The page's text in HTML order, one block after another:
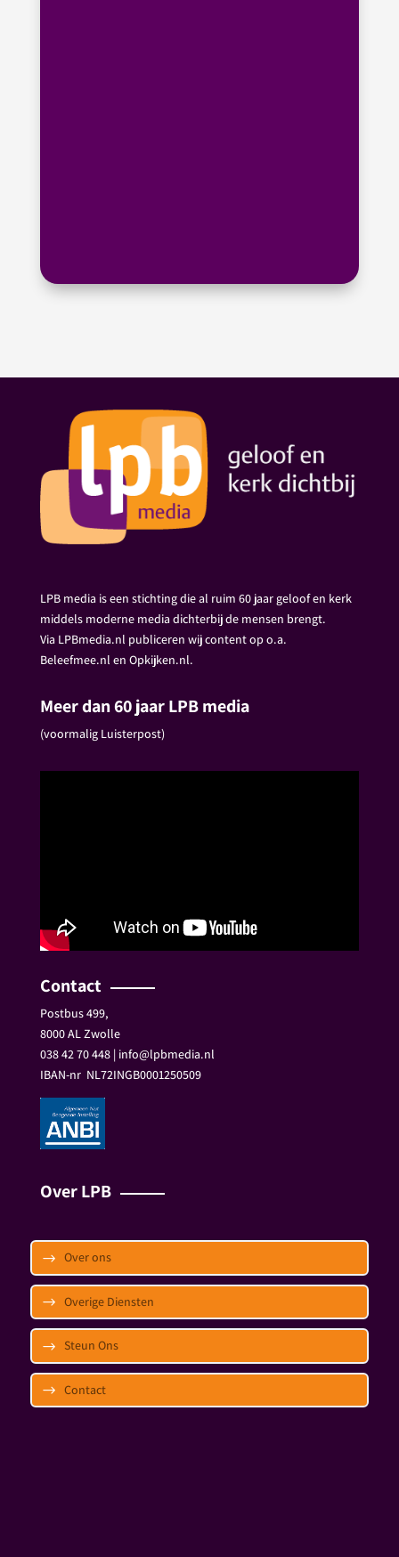
LPB media is een stichting die al ruim 60 jaar geloof en kerk
middels moderne media dichterbij de mensen brengt.
Via LPBmedia.nl publiceren wij content op o.a.
Beleefmee.nl en Opkijken.nl.
Meer dan 60 jaar LPB media
(voormalig Luisterpost)
Contact
Postbus 499,
8000 AL Zwolle
038 42 70 448 | info@lpbmedia.nl
IBAN-nr NL72INGB0001250509
Over LPB
Over ons
Overige Diensten
Steun Ons
Contact